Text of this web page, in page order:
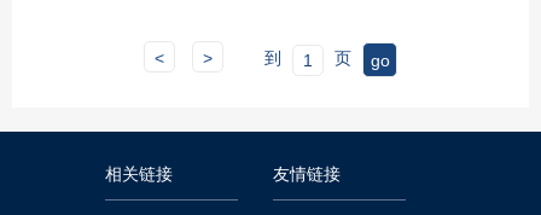
< > 到 页
相关链接 友情链接